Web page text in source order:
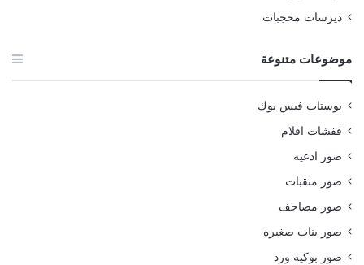
ديرسات محجبات
موضوعات متنوعة
بوستات فيس بوك
قفشات افلام
صور ادعيه
صور منقبات
صور مصاحف
صور بنات صغيره
صور بوكيه ورد